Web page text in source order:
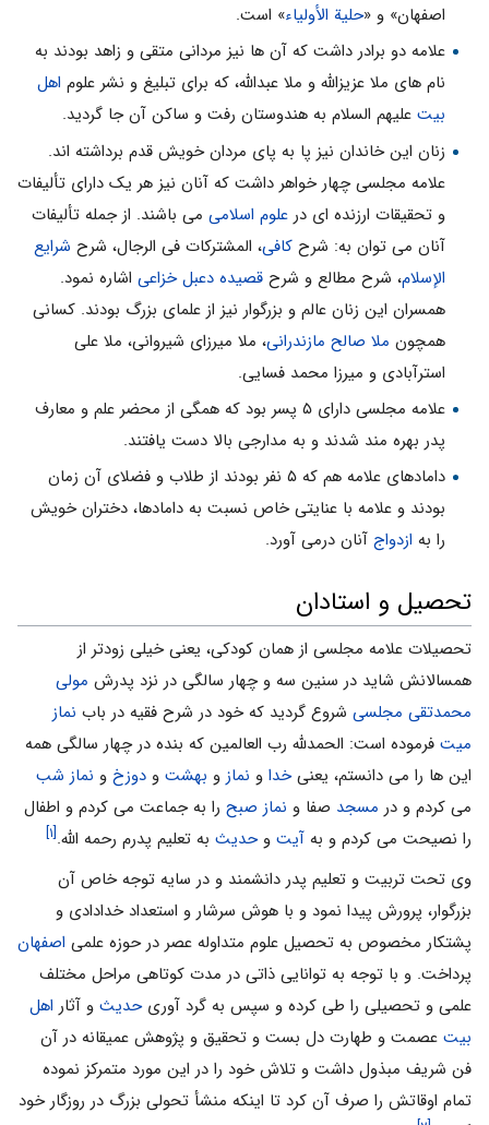
اصفهان» و «حلیة الأولیاء» است.
علامه دو برادر داشت که آن ها نیز مردانى متقى و زاهد بودند به
نام هاى ملا عزیزالله و ملا عبدالله، که براى تبلیغ و نشر علوم اهل
بیتعلیهم السلام به هندوستان رفت و ساکن آن جا گردید.
زنان این خاندان نیز پا به پاى مردان خویش قدم برداشته اند.
علامه مجلسى چهار خواهر داشت که آنان نیز هر یک داراى تألیفات
و تحقیقات ارزنده اى در علوم اسلامىمى باشند. از جمله تألیفات
آنان مى توان به: شرح کافى، المشترکات فى الرجال، شرح شرایع
الإسلام، شرح مطالع و شرح قصیده دعبل خزاعىاشاره نمود.
همسران این زنان عالم و بزرگوار نیز از علماى بزرگ بودند. کسانى
همچون ملا صالح مازندرانى، ملا میرزاى شیروانى، ملا على
استرآبادى و میرزا محمد فسایى.
علامه مجلسى داراى ۵ پسر بود که همگى از محضر علم و معارف
پدر بهره مند شدند و به مدارجى بالا دست یافتند.
دامادهاى علامه هم که ۵ نفر بودند از طلاب و فضلاى آن زمان
بودند و علامه با عنایتى خاص نسبت به دامادها، دختران خویش
را به ازدواجآنان درمى آورد.
تحصیل و استادان
تحصیلات علامه مجلسی از همان کودکی، یعنی خیلی زودتر از
همسالانش شاید در سنین سه و چهار سالگی در نزد پدرش مولی
محمدتقی مجلسی شروع گردید که خود در شرح فقیه در باب نماز
میت فرموده است: الحمدلله رب العالمین که بنده در چهار سالگی همه
این ها را می دانستم، یعنیخدا و نماز و بهشت و دوزخ و نماز شب
می کردم و در مسجد صفا و نماز صبح را به جماعت می کردم و اطفال
را نصیحت می کردم و به آیت وحدیث به تعلیم پدرم رحمه الله.[۱]
وی تحت تربیت و تعلیم پدر دانشمند و در سایه توجه خاص آن
بزرگوار، پرورش پیدا نمود و با هوش سرشار و استعداد خدادادى و
پشتکار مخصوص به تحصیل علوم متداوله عصر در حوزه علمى اصفهان
پرداخت. و با توجه به توانایى ذاتى در مدت کوتاهى مراحل مختلف
علمى و تحصیلى را طى کرده و سپس به گرد آورىحدیث و آثار اهل
بیت عصمت و طهارت دل بست و تحقیق و پژوهش عمیقانه در آن
فن شریف مبذول داشت و تلاش خود را در این مورد متمرکز نموده
تمام اوقاتش را صرف آن کرد تا اینکه منشأ تحولى بزرگ در روزگار خود